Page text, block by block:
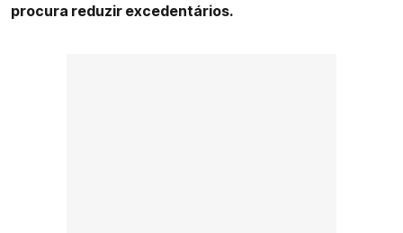
procura reduzir excedentários.